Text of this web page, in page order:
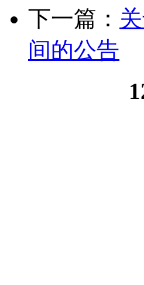
下一篇：
间的公告